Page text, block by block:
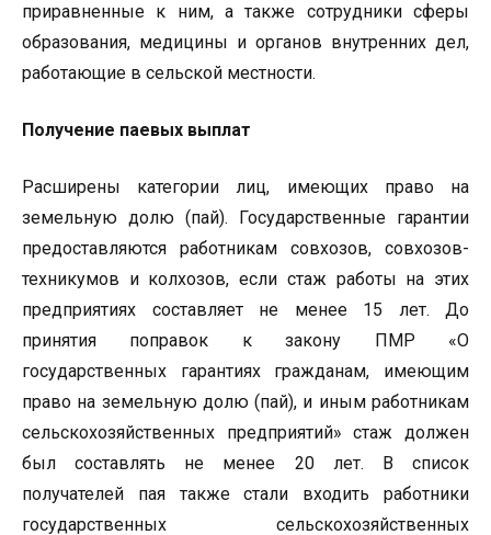
приравненные к ним, а также сотрудники сферы
образования, медицины и органов внутренних дел,
работающие в сельской местности.
Получение паевых выплат
Расширены категории лиц, имеющих право на
земельную долю (пай). Государственные гарантии
предоставляются работникам совхозов, совхозов-
техникумов и колхозов, если стаж работы на этих
предприятиях составляет не менее 15 лет. До
принятия поправок к закону ПМР «О
государственных гарантиях гражданам, имеющим
право на земельную долю (пай), и иным работникам
сельскохозяйственных предприятий» стаж должен
был составлять не менее 20 лет. В список
получателей пая также стали входить работники
государственных сельскохозяйственных